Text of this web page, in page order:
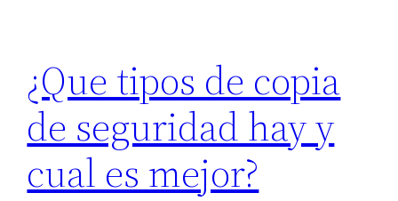
¿Que tipos de copia
de seguridad hay y
cual es mejor?